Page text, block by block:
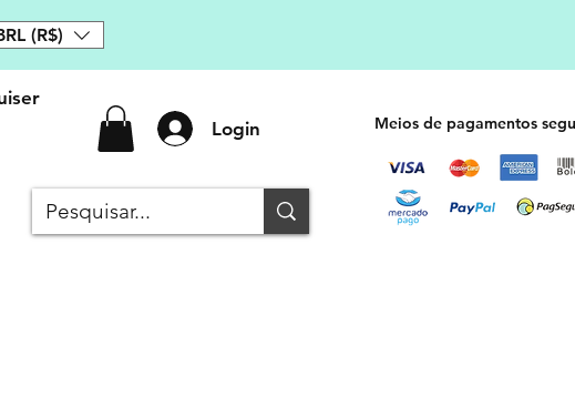
(R$)
Login Meios de pagamentos